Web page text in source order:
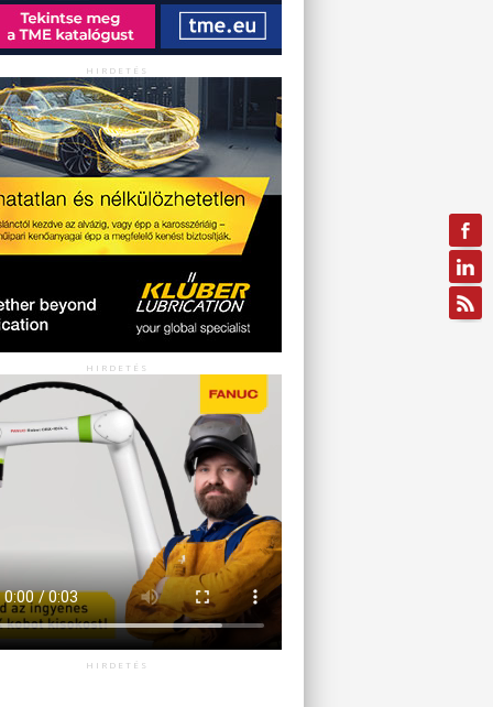
HIRDETÉS
HIRDETÉS
HIRDETÉS